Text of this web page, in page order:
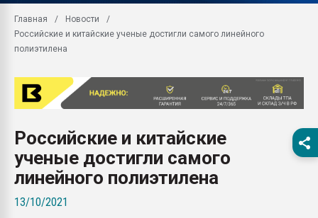
28.07.2026
первый план в
28.07.2026
ситуацией на
Всё, что касается
Главная
Новости
Российские и китайские ученые достигли самого линейного
полиэтилена
Российские и китайские
ученые достигли самого
линейного полиэтилена
13/10/2021